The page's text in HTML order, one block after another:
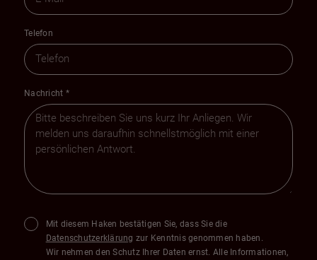
Telefon
Nachricht *
Mit diesem Haken bestätigen Sie, dass Sie die
Datenschutzerklärung zur Kenntnis genommen haben.
Wir nehmen den Schutz Ihrer Daten ernst. Alle Informationen,